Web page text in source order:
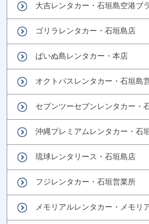
大吉レンタカー・石垣島空港ブ
ゴリラレンタカー・石垣島店
ぱいぬ島レンタカー・本店
オクトパスレンタカー・石垣島
セブンツーセブンレンタカー・
沖縄プレミアムレンタカー・石
琉球レンタリース・石垣島店
フジレンタカー・石垣営業所
メモリアルレンタカー・メモリ